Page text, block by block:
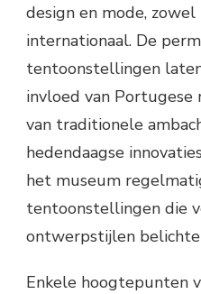
design en mode, zowel
internationaal. De
tentoonstellingen
invloed van Portugese
van traditionele
hedendaagse
het museum
tentoonstellingen die
ontwerpstijlen
Enkele hoogtepunten